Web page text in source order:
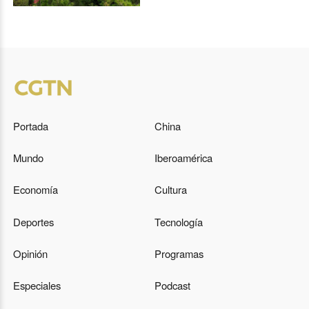
Portada China
Mundo Iberoamérica
Economía Cultura
Deportes Tecnología
Opinión Programas
Especiales Podcast